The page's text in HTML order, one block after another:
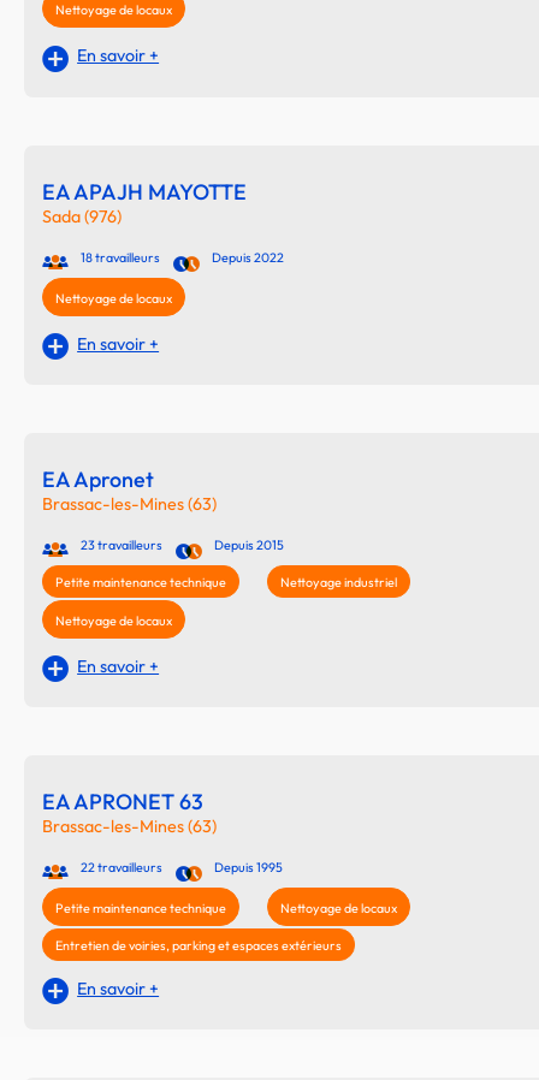
Nettoyage de locaux
En savoir +
EA APAJH MAYOTTE
Sada (976)
18 travailleurs Depuis 2022
Nettoyage de locaux
En savoir +
EA Apronet
Brassac-les-Mines (63)
23 travailleurs Depuis 2015
Petite maintenance technique Nettoyage industriel
Nettoyage de locaux
En savoir +
EA APRONET 63
Brassac-les-Mines (63)
22 travailleurs Depuis 1995
Petite maintenance technique Nettoyage de locaux
Entretien de voiries, parking et espaces extérieurs
En savoir +